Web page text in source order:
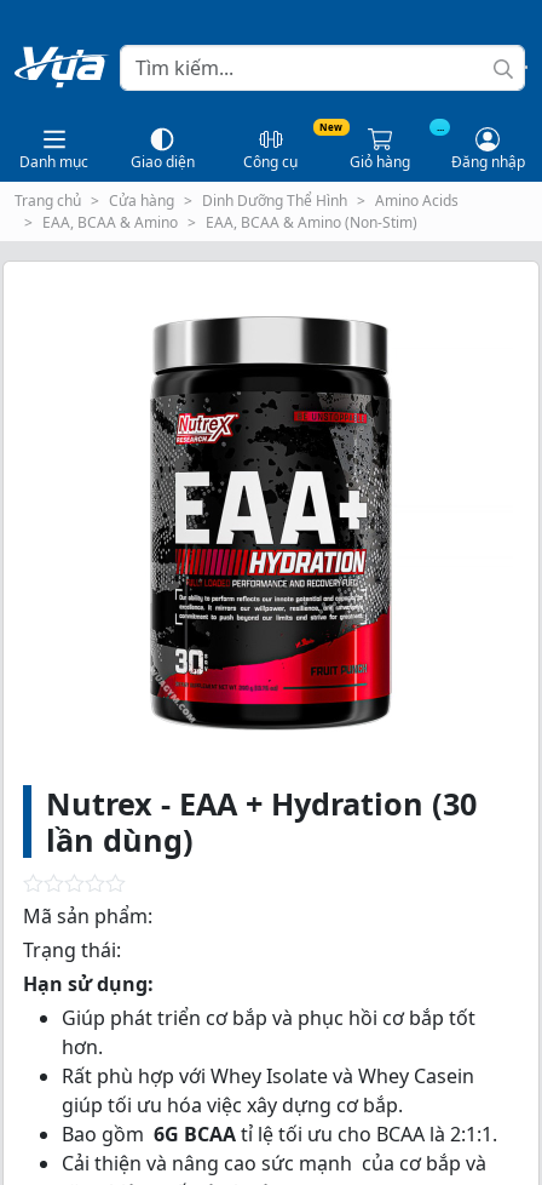
Danh mục Giao diện
New
Công cụ
...
Giỏ hàng
Đăng nhập
Trang chủ
Cửa hàng Dinh Dưỡng Thể Hình
Amino Acids
EAA, BCAA & Amino
EAA, BCAA & Amino (Non-Stim)
Nutrex - EAA + Hydration (30
lần dùng)
R
t
d
Mã sản phẩm:
Trạng thái:
Hạn sử dụng:
Giúp phát triển cơ bắp và phục hồi cơ bắp tốt
hơn.
Rất phù hợp với Whey Isolate và Whey Casein
giúp tối ưu hóa việc xây dựng cơ bắp.
Bao gồm 6G BCAAtỉ lệ tối ưu cho BCAA là 2:1:1.
Cải thiện và nâng cao sức mạnh của cơ bắp và